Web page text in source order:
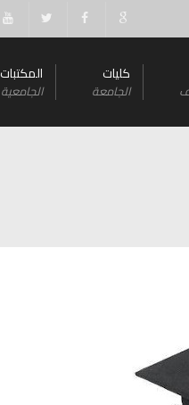
كليات
الجامعة
المكتبات
الجامعية